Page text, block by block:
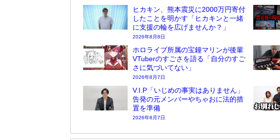
ヒカキン、熊本震災に2000万円寄付
したことを明かす「ヒカキンと一緒
に支援の輪を広げませんか？」
2026年8月8日
ホロライブ所属の宝鐘マリンが後輩
VTuberのすごさを語る「自分のすご
さに気づいてない」
2026年8月7日
V.I.P「いじめの事実はありません」
告発の元メンバーやちゃおに法的措
置を準備
2026年8月7日